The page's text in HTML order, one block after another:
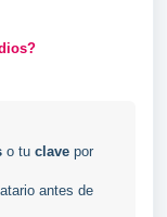
o tu clave por
antes de